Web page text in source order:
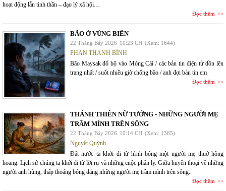
hoạt động lẫn tinh thần – đạo lý xã hội…
Đọc thêm
BÃO Ở VÙNG BIÊN
22 Tháng Bảy 2026 10:23 CH (Xem: 1644)
PHAN THANH BÌNH
Bão Maysak đổ bộ vào Móng Cái / các bản tin điện tử dồn lên
trang nhất / suốt nhiều giờ chống bão / anh đợi bản tin em
Đọc thêm
THÁNH THIÊN NỮ TƯỚNG - NHỮNG NGƯỜI MẸ
TRẦM MÌNH TRÊN SÔNG
22 Tháng Bảy 2026 10:14 CH (Xem: 1385)
Nguyệt Quỳnh
Đất nước ta khởi đi từ hình bóng một người mẹ thuở hồng
hoang. Lịch sử chúng ta khởi đi từ lời ru và những cuộc phân ly. Giữa huyền thoại về những
người anh hùng, thấp thoáng bóng dáng những người mẹ trầm mình trên sông.
Đọc thêm